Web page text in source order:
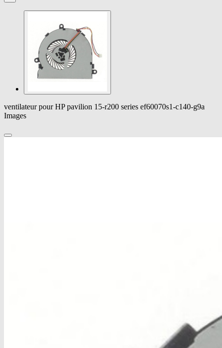
ventilateur pour HP pavilion 15-r200 series ef60070s1-c140-g9a
Images